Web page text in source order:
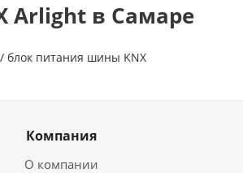
Arlight в Самаре
блок питания шины KNX
Компания
О компании